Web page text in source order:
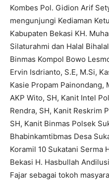
Kombes Pol. Gidion Arif
mengunjungi Kediaman
Kabupaten Bekasi KH.
Silaturahmi dan Halal
Binmas Kompol Bowo
Ervin Isdrianto, S.E, M.Si,
Kasie Propam Painondang,
AKP Wito, SH, Kanit Intel
Rendra, SH, Kanit Reskrim
SH, Kanit Binmas Polsek
Bhabinkamtibmas Desa
Koramil 10 Sukatani Serma
Bekasi H. Hasbullah
Fajar sebagai tokoh